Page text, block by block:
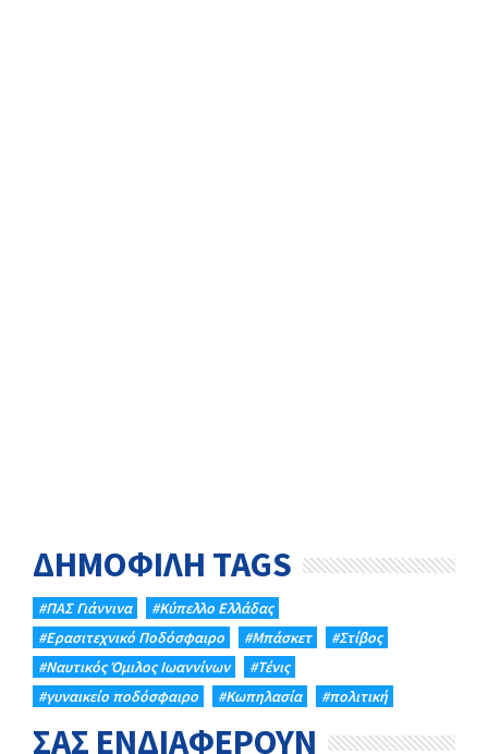
ΔΗΜΟΦΙΛΗ TAGS
#ΠΑΣ Γιάννινα
#Κύπελλο Ελλάδας
#Eρασιτεχνικό Ποδόσφαιρο
#Μπάσκετ
#Στίβος
#Ναυτικός Όμιλος Ιωαννίνων
#Τένις
#γυναικείο ποδόσφαιρο
#Κωπηλασία #πολιτική
ΣΑΣ ΕΝΔΙΑΦΕΡΟΥΝ